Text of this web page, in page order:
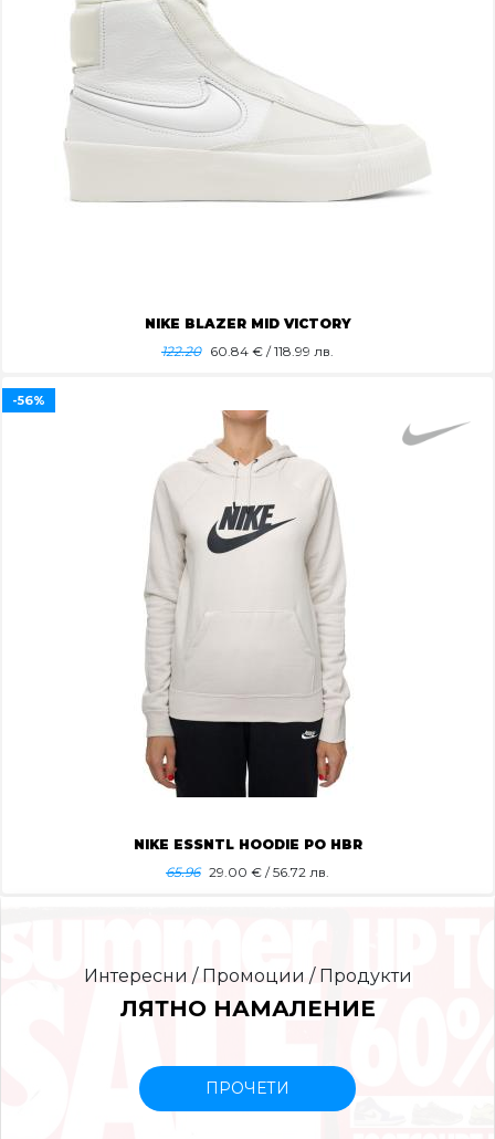
NIKE BLAZER MID VICTORY
122.20 60.84 € / 118.99 лв.
NIKE ESSNTL HOODIE PO HBR
65.96 29.00 € / 56.72 лв.
-56%
Интересни / Промоции / Продукти
ЛЯТНО НАМАЛЕНИЕ
ПРОЧЕТИ